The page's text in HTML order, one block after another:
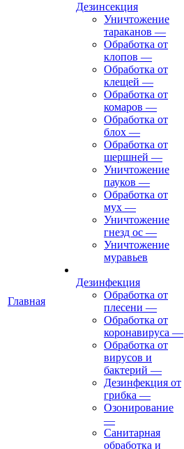
Главная
Дезинсекция
Уничтожение
тараканов —
Обработка от
клопов —
Обработка от
клещей —
Обработка от
комаров —
Обработка от
блох —
Обработка от
шершней —
Уничтожение
пауков —
Обработка от
мух —
Уничтожение
гнезд ос —
Уничтожение
муравьев
Дезинфекция
Обработка от
плесени —
Обработка от
коронавируса —
Обработка от
вирусов и
бактерий —
Дезинфекция от
грибка —
Озонирование
—
Санитарная
обработка и